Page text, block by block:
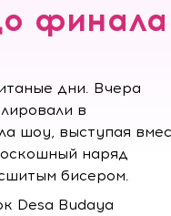
финала
дни. Вчера
в
шоу, выступая
наряд
бисером.
Desa Budaya